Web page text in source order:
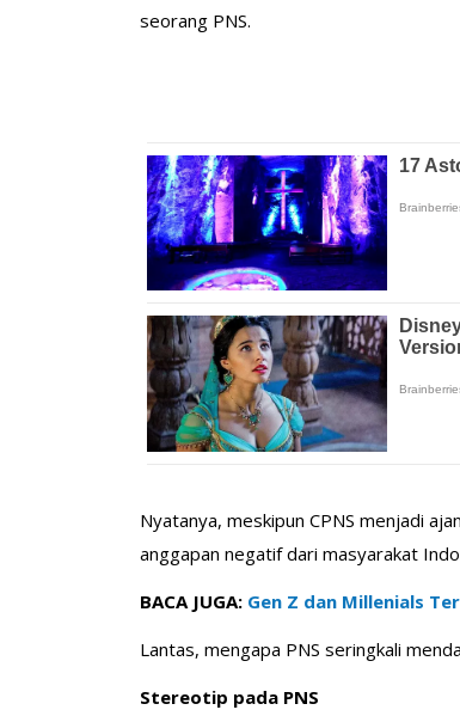
seorang PNS.
Nyatanya, meskipun CPNS menjadi
anggapan negatif dari masyarakat
BACA JUGA: Gen Z dan Millenials
Lantas, mengapa PNS seringkali
Stereotip pada PNS